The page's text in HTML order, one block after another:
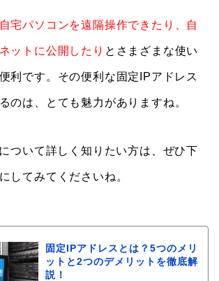
宅パソコンを遠隔操作できたり、自
ットに公開したり とさまざまな使い
利です。その便利な固定IPアドレス
のは、とても魅力がありますね。
について詳しく知りたい方は、ぜひ下
してみてくださいね。
固定IPアドレスとは？5つのメリ
ットと2つのデメリットを徹底解
説！